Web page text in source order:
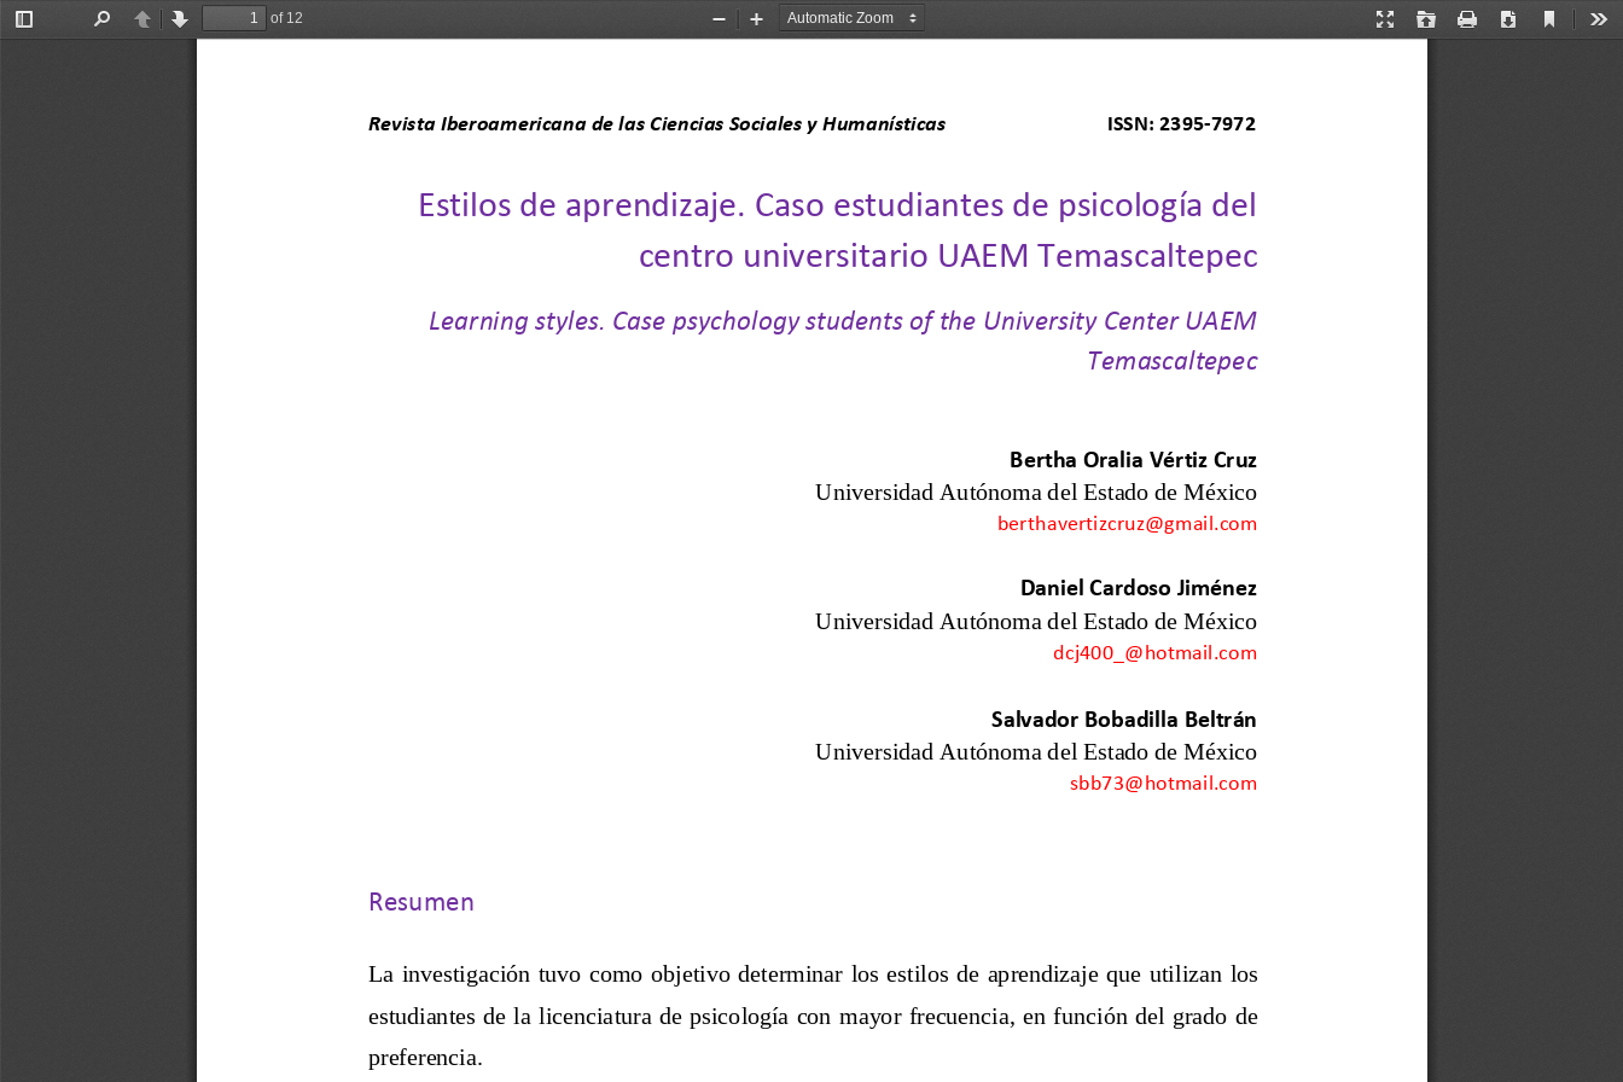
Toggle
PreviousNext
of 12
Presentation
Open Print Download
Current
Zoom
Zoom
Revista Iberoamericana de las Ciencias Sociales y Humanísticas ISSN: 2395-7972
Estilos de aprendizaje. Caso estudiantes de psicología del
centro universitario UAEM Temascaltepec
Learning styles. Case psychology students of the University Center UAEM
Temascaltepec
Bertha Oralia Vértiz Cruz
Universidad Autónoma del Estado de México
berthavertizcruz@gmail.com
Daniel Cardoso Jiménez
Universidad Autónoma del Estado de México
dcj400_@hotmail.com
Salvador Bobadilla Beltrán
Universidad Autónoma del Estado de México
sbb73@hotmail.com
Resumen
La investigación  tuvo como  objetivo  determinar los estilos de  aprendizaje que utilizan los
estudiantes de la licenciatura de psicología con mayor frecuencia , en función del grado de
preferencia.